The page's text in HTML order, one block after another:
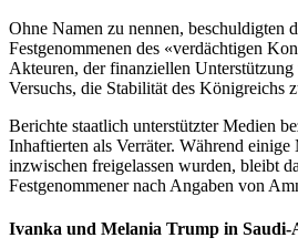
Ohne Namen zu nennen, beschuldigten
Festgenommenen des «verdächtigen
Akteuren, der finanziellen
Versuchs, die Stabilität des Königreichs
Berichte staatlich unterstützter Medien
Inhaftierten als Verräter. Während einige
inzwischen freigelassen wurden, bleibt
Festgenommener nach Angaben von
Ivanka und Melania Trump in Saudi-